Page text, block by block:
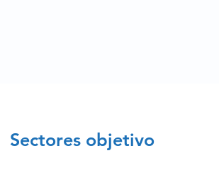
Sectores objetivo